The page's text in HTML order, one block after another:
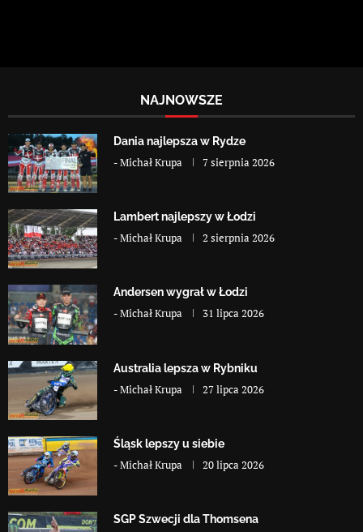
NAJNOWSZE
Dania najlepsza w Rydze
-Michał Krupa 7 sierpnia 2026
Lambert najlepszy w Łodzi
-Michał Krupa 2 sierpnia 2026
Andersen wygrał w Łodzi
-Michał Krupa 31 lipca 2026
Australia lepsza w Rybniku
-Michał Krupa 27 lipca 2026
Śląsk lepszy u siebie
-Michał Krupa 20 lipca 2026
SGP Szwecji dla Thomsena